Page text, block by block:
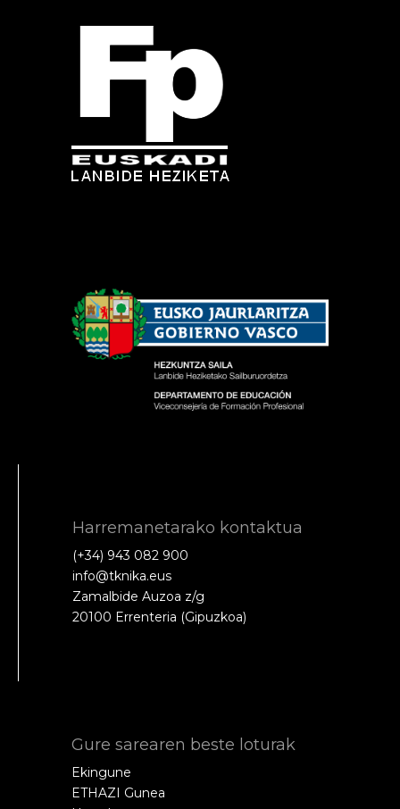
Harremanetarako kontaktua
(+34) 943 082 900
info@tknika.eus
Zamalbide Auzoa z/g
20100 Errenteria (Gipuzkoa)
Gure sarearen beste loturak
Ekingune
ETHAZI Gunea